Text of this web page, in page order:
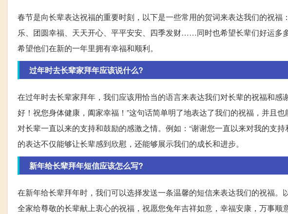
春节是向长辈表达祝福的重要时刻，以下是一些常用的贺词来表达我们的祝
乐、团圆幸福、天天开心、平平安安、四季发财……同时也希望长辈们好运多
希望他们在新的一年里拥有幸福和顺利。
过年时去长辈家拜年应该说什么?
在过年时去长辈家拜年，我们应该用恰当的语言来表达我们对长辈的祝福和感
好！祝您身体健康，阖家幸福！”这句话简单明了地表达了我们的祝福，并且
对长辈一直以来的支持和鼓励的感激之情。例如：“谢谢您一直以来对我的支
的表达不仅能够让长辈感到欣慰，还能够展示我们的成长和进步。
新年给长辈拜年短信应该怎么写?
在新年给长辈拜年时，我们可以选择发送一条温馨的短信来表达我们的祝福
全家给尊敬的长辈献上衷心的祝福，祝愿您兔年吉祥如意，幸福安康，万事